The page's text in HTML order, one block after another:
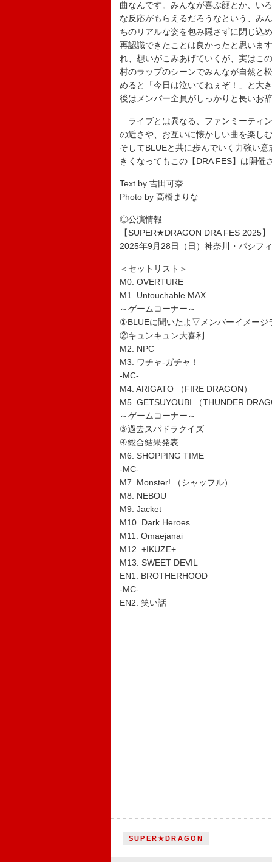
曲なんです。みんなが喜ぶ顔とか、い
な反応がもらえるだろうなという、み
ちのリアルな姿を包み隠さずに閉じ込
再認識できたことは良かったと思いま
れ、想いがこみあげていくが、実はこ
村のラップのシーンでみんなが自然と
めると「今日は泣いてねぇぞ！」と大
後はメンバー全員がしっかりと長いお
ライブとは異なる、ファンミーティ
の近さや、お互いに懐かしい曲を楽し
そしてBLUEと共に歩んでいく力強い
きくなってもこの【DRA FES】は開
Text by 吉田可奈
Photo by 高橋まりな
◎公演情報
【SUPER★DRAGON DRA FES 2025】
2025年9月28日（日）神奈川・パシフ
＜セットリスト＞
M0. OVERTURE
M1. Untouchable MAX
～ゲームコーナー～
①BLUEに聞いたよ▽メンバーイメー
②キュンキュン大喜利
M2. NPC
M3. ワチャ-ガチャ！
-MC-
M4. ARIGATO （FIRE DRAGON）
M5. GETSUYOUBI （THUNDER
～ゲームコーナー～
③過去スパドラクイズ
④総合結果発表
M6. SHOPPING TIME
-MC-
M7. Monster! （シャッフル）
M8. NEBOU
M9. Jacket
M10. Dark Heroes
M11. Omaejanai
M12. +IKUZE+
M13. SWEET DEVIL
EN1. BROTHERHOOD
-MC-
EN2. 笑い話
SUPER★DRAGON